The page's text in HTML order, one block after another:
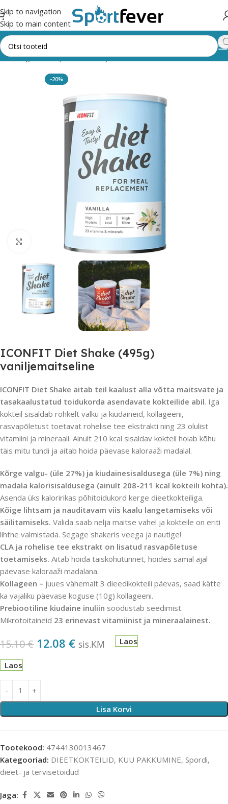
Skip to navigation
Skip to main content
kategooriad Spordi, dieet- ja tervisetoidud DIEETKOKTEILID
-20%
Suurendamiseks klõpsake
ICONFIT Diet Shake (495g)
vaniljemaitseline
ICONFIT Diet Shake aitab teil kaalust alla võtta maitsvate ja
tasakaalustatud toidukorda asendavate kokteilide abil. Iga
kokteil sisaldab rohkelt valku ja kiudaineid, kollageeni,
rasvapõletust toetavat rohelise tee ekstrakti ning 23 olulist
vitamiini ja mineraali. Ainult 210 kcal sisaldav kokteil hoiab kõhu
täis mitu tundi ja aitab hoida päevase kaloraaži madalal.
Kõrge valgu- (üle 27%) ja kiudainesisaldusega (üle 7%) ning
madala kalorisisaldusega (ainult 208-211 kcal kokteili kohta).
Asenda üks kaloririkas põhitoidukord kerge dieetkokteiliga.
Kõige lihtsam ja nauditavam viis kaalu langetamiseks või
säilitamiseks. Valida saab nelja maitse vahel ja kokteile on eriti
lihtne valmistada. Segage shakeris veega ja nautige!
CLA ja rohelise tee ekstrakt on lisatud rasvapõletuse
toetamiseks. Aitab hoida täiskõhutunnet, hoides samal ajal
päevase kaloraaži madalana.
Kollageen – juues vähemalt 3 dieedikokteili päevas, saad kätte
ka vajaliku päevase koguse (10g) kollageeni.
Prebiootiline kiudaine inuliin soodustab seedimist.
Mikrotoitaineid 23 erinevast vitamiinist ja mineraalainest.
15.10€ 12.08 € sis.KM Laos
Laos
Lisa Korvi
Tootekood: 4744130013467
Kategooriad: DIEETKOKTEILID, KUU PAKKUMINE, Spordi,
dieet- ja tervisetoidud
Jaga: